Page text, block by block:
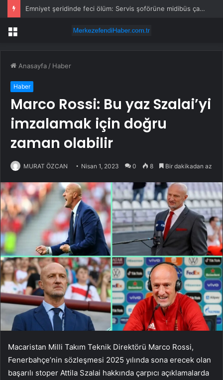
Emniyet şeridinde feci ölüm: Servis şoförüne midibüs çarptı
Menü
Anasayfa / Haber
Haber
Marco Rossi: Bu yaz Szalai’yi
imzalamak için doğru
zaman olabilir
MURAT ÖZCAN Nisan 1, 2023 0 8 Bir dakikadan az
Macaristan Milli Takım Teknik Direktörü Marco Rossi,
Fenerbahçe’nin sözleşmesi 2025 yılında sona erecek olan
başarılı stoper Attila Szalai hakkında çarpıcı açıklamalarda